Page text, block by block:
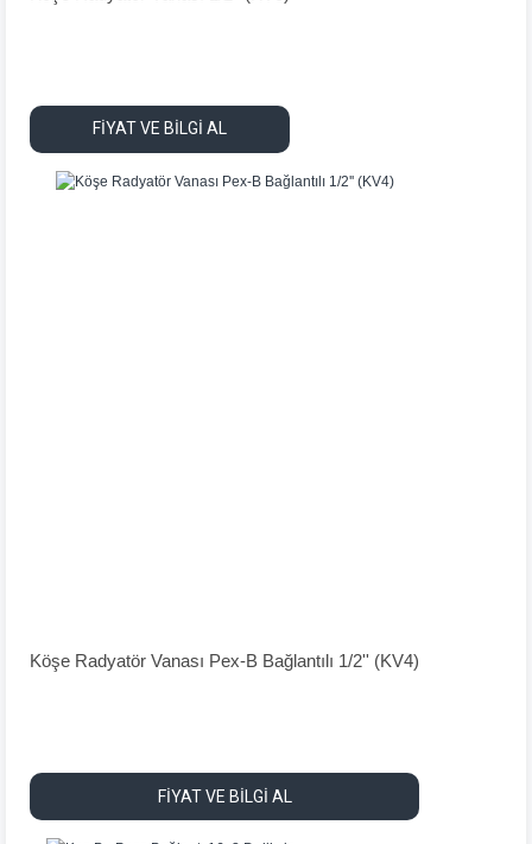
FİYAT VE BİLGİ AL
Köşe Radyatör Vanası Pex-B Bağlantılı 1/2'' (KV4)
FİYAT VE BİLGİ AL